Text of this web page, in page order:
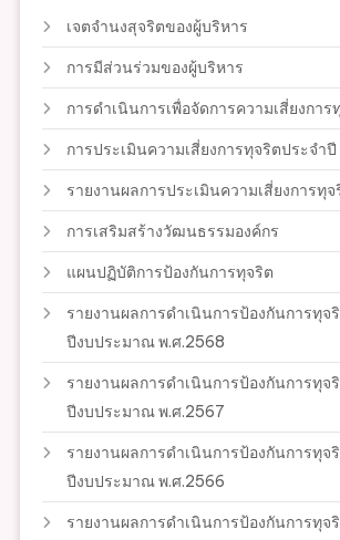
เจตจำนงสุจริตของผู้บริหาร
การมีส่วนร่วมของผู้บริหาร
การดำเนินการเพื่อจัดการความเสี่ยงการ
การประเมินความเสี่ยงการทุจริตประจำปี
รายงานผลการประเมินความเสี่ยงการทุจ
การเสริมสร้างวัฒนธรรมองค์กร
แผนปฏิบัติการป้องกันการทุจริต
รายงานผลการดำเนินการป้องกันการทุจ
ปีงบประมาณ พ.ศ.2568
รายงานผลการดำเนินการป้องกันการทุจ
ปีงบประมาณ พ.ศ.2567
รายงานผลการดำเนินการป้องกันการทุจ
ปีงบประมาณ พ.ศ.2566
รายงานผลการดำเนินการป้องกันการทุจ